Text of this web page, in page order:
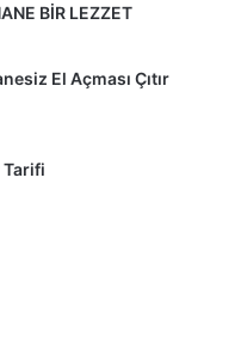
BİR LEZZET
El Açması Çıtır